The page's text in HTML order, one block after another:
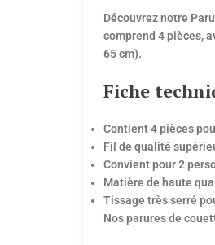
Découvrez notre
comprend 4 pièces,
65 cm).
Fiche
Contient 4 pièces
Fil de qualité
Convient pour 2
Matière de haute
Tissage très serré
Nos parures de